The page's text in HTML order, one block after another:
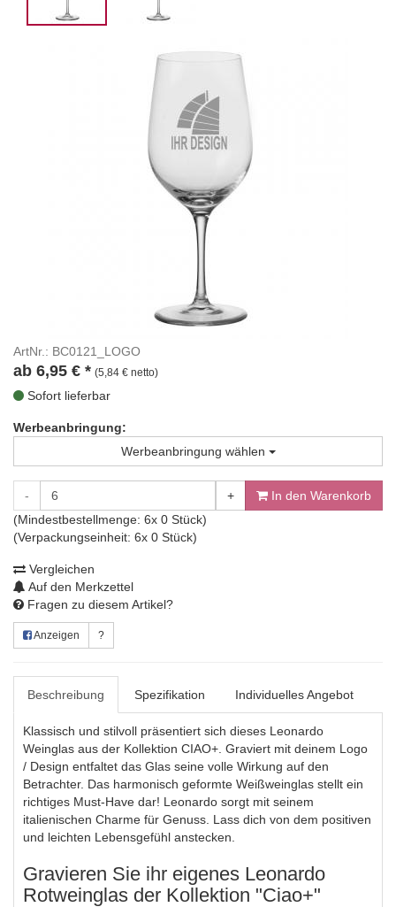
ArtNr.: BC0121_LOGO
ab 6,95 € * (5,84 € netto)
Sofort lieferbar
Werbeanbringung:
Werbeanbringung wählen
- +
In den Warenkorb
(Mindestbestellmenge: 6x 0 Stück)
(Verpackungseinheit: 6x 0 Stück)
Vergleichen
Auf den Merkzettel
Fragen zu diesem Artikel?
Anzeigen ?
Beschreibung Spezifikation Individuelles Angebot
Klassisch und stilvoll präsentiert sich dieses Leonardo
Weinglas aus der Kollektion CIAO+. Graviert mit deinem Logo
/ Design entfaltet das Glas seine volle Wirkung auf den
Betrachter. Das harmonisch geformte Weißweinglas stellt ein
richtiges Must-Have dar! Leonardo sorgt mit seinem
italienischen Charme für Genuss. Lass dich von dem positiven
und leichten Lebensgefühl anstecken.
Gravieren Sie ihr eigenes Leonardo
Rotweinglas der Kollektion "Ciao+"